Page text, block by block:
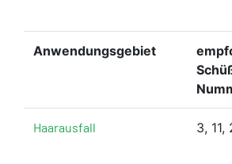
Anwendungsgebiet
Haarausfall 3, 11,